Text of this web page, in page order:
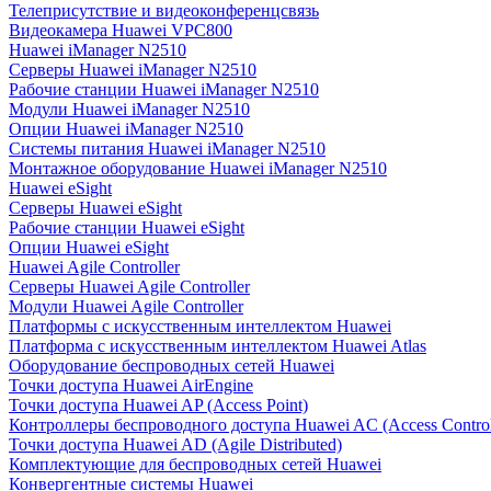
Телеприсутствие и видеоконференцсвязь
Видеокамера Huawei VPC800
Huawei iManager N2510
Серверы Huawei iManager N2510
Рабочие станции Huawei iManager N2510
Модули Huawei iManager N2510
Опции Huawei iManager N2510
Системы питания Huawei iManager N2510
Монтажное оборудование Huawei iManager N2510
Huawei eSight
Серверы Huawei eSight
Рабочие станции Huawei eSight
Опции Huawei eSight
Huawei Agile Controller
Серверы Huawei Agile Controller
Модули Huawei Agile Controller
Платформы с искусственным интеллектом Huawei
Платформа с искусственным интеллектом Huawei Atlas
Оборудование беспроводных сетей Huawei
Точки доступа Huawei AirEngine
Точки доступа Huawei AP (Access Point)
Контроллеры беспроводного доступа Huawei AC (Access
Точки доступа Huawei AD (Agile Distributed)
Комплектующие для беспроводных сетей Huawei
Конвергентные системы Huawei